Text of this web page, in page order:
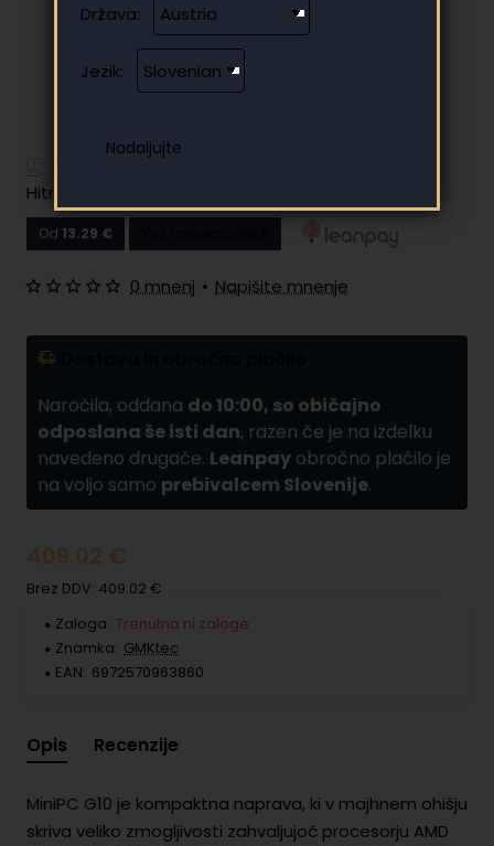
Država:
Jezik:
Hitro in enostavno obročno plačilo
Od 13.29 €
Naročila, oddana do 10:00, so običajno
odposlana še isti dan, razen če je na izdelku
navedeno drugače. Leanpay obročno plačilo je
na voljo samo prebivalcem Slovenije.
0 mnenj • Napišite mnenje
409.02 €
Brez DDV: 409.02 €
Zaloga: Trenutno ni zaloge
Znamka: GMKtec
EAN: 6972570963860
Opis Recenzije
MiniPC G10 je kompaktna naprava, ki v majhnem ohišju
skriva veliko zmogljivosti zahvaljujoč procesorju AMD